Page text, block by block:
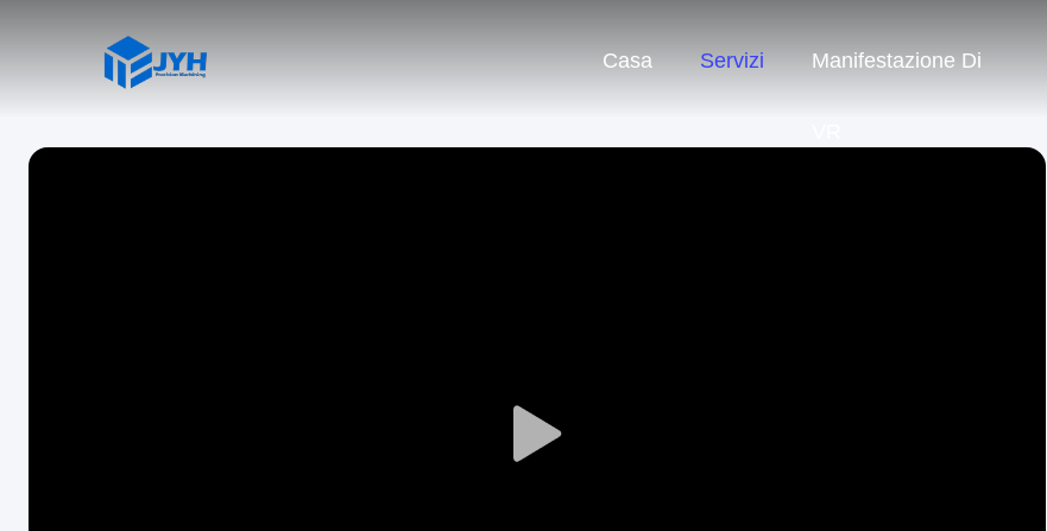
Casa Servizi Manifestazione Di
Play